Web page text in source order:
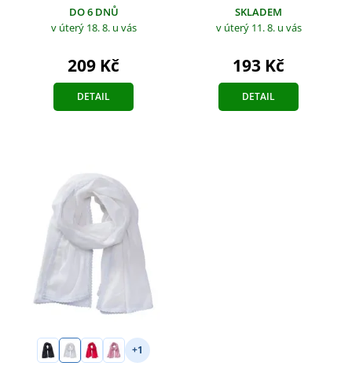
DO 6 DNŮ
v úterý 18. 8. u vás
209 Kč
DETAIL
SKLADEM
v úterý 11. 8. u vás
193 Kč
DETAIL
+1